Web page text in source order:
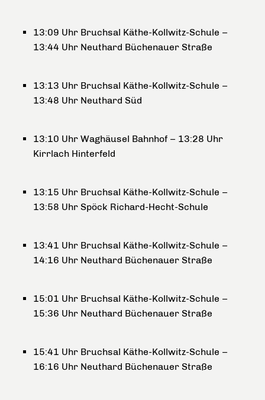
13:09 Uhr Bruchsal Käthe-Kollwitz-Schule –
13:44 Uhr Neuthard Büchenauer Straße
13:13 Uhr Bruchsal Käthe-Kollwitz-Schule –
13:48 Uhr Neuthard Süd
13:10 Uhr Waghäusel Bahnhof – 13:28 Uhr
Kirrlach Hinterfeld
13:15 Uhr Bruchsal Käthe-Kollwitz-Schule –
13:58 Uhr Spöck Richard-Hecht-Schule
13:41 Uhr Bruchsal Käthe-Kollwitz-Schule –
14:16 Uhr Neuthard Büchenauer Straße
15:01 Uhr Bruchsal Käthe-Kollwitz-Schule –
15:36 Uhr Neuthard Büchenauer Straße
15:41 Uhr Bruchsal Käthe-Kollwitz-Schule –
16:16 Uhr Neuthard Büchenauer Straße